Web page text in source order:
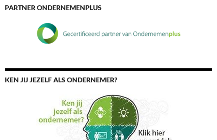
PARTNER ONDERNEMENPLUS
KEN JIJ JEZELF ALS ONDERNEMER?